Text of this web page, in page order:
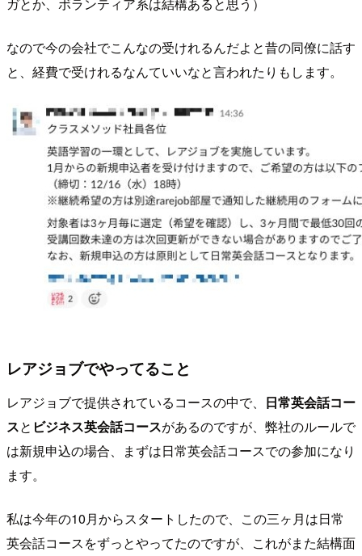
ガとか、ボランティア系は結構あると思う）
なので今の会社でこんなの受けれるんだよと昔の同僚に話す
と、経費で受けれるなんていいなと言われたりもします。
レアジョブでやってること
レアジョブで提供されているコースの中で、 日常英会話コー
スと ビジネス英会話コースがあるのですが、弊社のルールで
は新規申込の場合、まずは日常英会話コースでの参加になり
ます。
私は今年の10月からスタートしたので、この三ヶ月は日常
英会話コースをずっとやってたのですが、これがまた結構面